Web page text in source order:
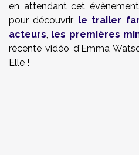
en attendant cet
pour découvrir le trailer
acteurs, les premières
récente vidéo d'Emma
Elle !